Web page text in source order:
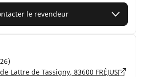
le revendeur
Lattre de Tassigny, 83600 FRÉJUS